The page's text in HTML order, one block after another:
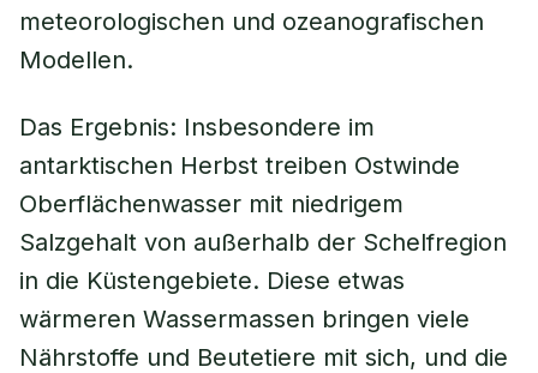
meteorologischen und ozeanografischen
Modellen.
Das Ergebnis: Insbesondere im
antarktischen Herbst treiben Ostwinde
Oberflächenwasser mit niedrigem
Salzgehalt von außerhalb der Schelfregion
in die Küstengebiete. Diese etwas
wärmeren Wassermassen bringen viele
Nährstoffe und Beutetiere mit sich, und die